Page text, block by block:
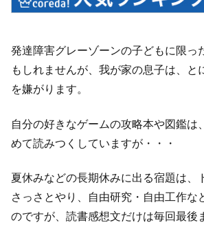
発達障害グレーゾーンの子どもに限っ
もしれませんが、我が家の息子は、と
を嫌がります。
自分の好きなゲームの攻略本や図鑑は
めて読みつくしていますが・・・
夏休みなどの長期休みに出る宿題は、
さっさとやり、自由研究・自由工作な
のですが、読書感想文だけは毎回最後